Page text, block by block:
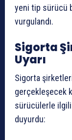
yeni tip sürücü
vurgulandı.
Sigorta
Uyarı
Sigorta
gerçekleşecek
sürücülerle ilgili
duyurdu: